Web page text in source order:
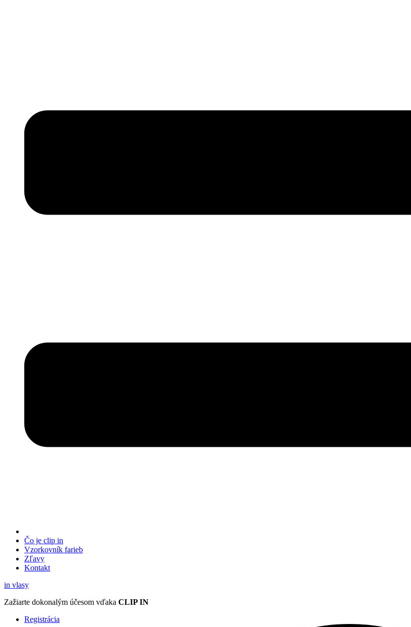
Čo je clip in
Vzorkovník farieb
Zľavy
Kontakt
in vlasy
Zažiarte dokonalým účesom vďaka CLIP IN
Registrácia